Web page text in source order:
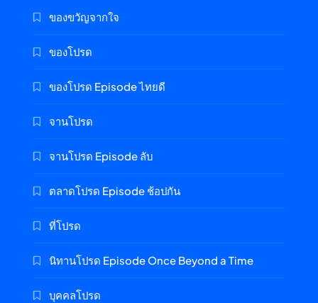
ของขวัญจากใจ
ของโปรด
ของโปรด Episode ไทยดี
จานโปรด
จานโปรด Episode ลับ
ตลาดโปรด Episode ช้อปกัน
ที่โปรด
นิทานโปรด Episode Once Beyond a Time
บุคคลโปรด